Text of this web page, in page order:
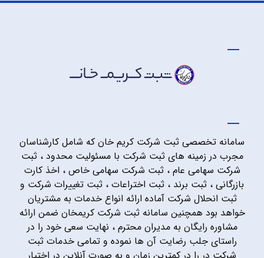
سامانه تخصصی ثبت شرکت کریم خان که شامل کارشناسان
مجرب در زمینه های ثبت شرکت با مسئولیت محدود ، ثبت
شرکت سهامی عام ، ثبت شرکت سهامی خاص ، اخذ کارت
بازرگانی ، ثبت برند ، ثبت اختراعات ، ثبت تغییرات شرکت و
ثبت انحلال شرکت آماده ارائه انواع خدمات به مشتریان
خواهد بود همچنین سامانه ثبت شرکت کریمخان ضمن ارائه
مشاوره رایگان به مدیران محترم ، نهایت سعی خود را در
راستای جلب رضایت آن ها نموده و تمامی خدمات ثبت